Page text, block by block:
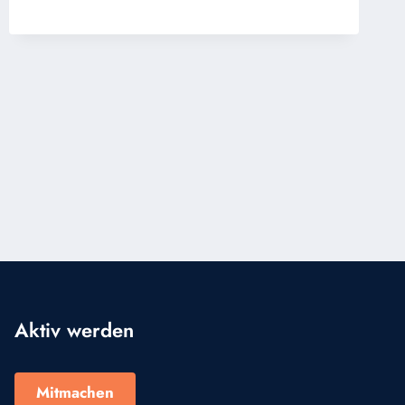
Aktiv werden
Mitmachen